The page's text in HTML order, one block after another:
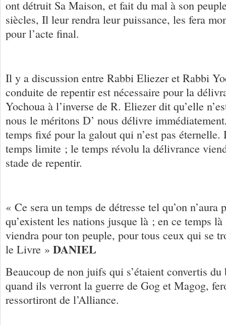
ont détruit Sa Maison, et fait du mal à son
siècles, Il leur rendra leur puissance, les fera
pour l’acte final.
Il y a discussion entre Rabbi Eliezer et Rabbi
conduite de repentir est nécessaire pour la
Yochoua à l’inverse de R. Eliezer dit qu’elle
nous le méritons D’ nous délivre
temps fixé pour la galout qui n’est pas éternelle.
temps limite ; le temps révolu la délivrance
stade de repentir.
« Ce sera un temps de détresse tel qu’on n’aura
qu’existent les nations jusque là ; en ce temps
viendra pour ton peuple, pour tous ceux qui se
le Livre » DANIEL
Beaucoup de non juifs qui s’étaient convertis du
quand ils verront la guerre de Gog et Magog,
ressortiront de l’Alliance.